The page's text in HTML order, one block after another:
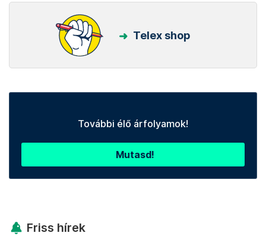
Telex shop
További élő árfolyamok!
Mutasd!
Friss hírek